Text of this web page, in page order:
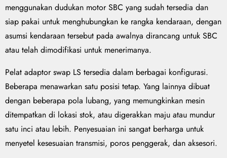
menggunakan dudukan motor SBC yang sudah tersedia dan
siap pakai untuk menghubungkan ke rangka kendaraan, dengan
asumsi kendaraan tersebut pada awalnya dirancang untuk SBC
atau telah dimodifikasi untuk menerimanya.
Pelat adaptor swap LS tersedia dalam berbagai konfigurasi.
Beberapa menawarkan satu posisi tetap. Yang lainnya dibuat
dengan beberapa pola lubang, yang memungkinkan mesin
ditempatkan di lokasi stok, atau digerakkan maju atau mundur
satu inci atau lebih. Penyesuaian ini sangat berharga untuk
menyetel kesesuaian transmisi, poros penggerak, dan aksesori.